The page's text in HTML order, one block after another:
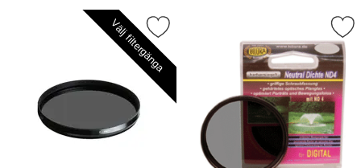
Välj filtergänga
Markera cir.pol filter Bilora Low profile som favorit
Markera gråfilter Bilora